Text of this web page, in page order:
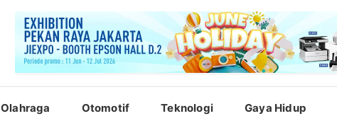
Olahraga Otomotif Teknologi Gaya Hidup